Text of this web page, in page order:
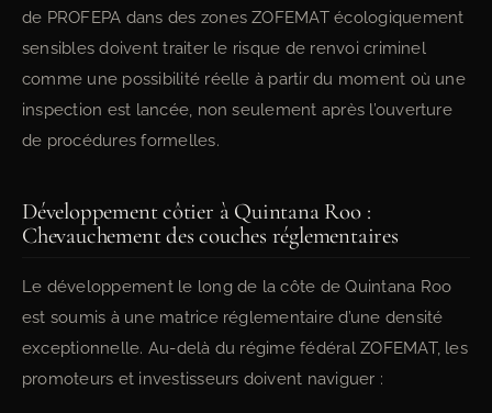
de PROFEPA dans des zones ZOFEMAT écologiquement
sensibles doivent traiter le risque de renvoi criminel
comme une possibilité réelle à partir du moment où une
inspection est lancée, non seulement après l’ouverture
de procédures formelles.
Développement côtier à Quintana Roo :
Chevauchement des couches réglementaires
Le développement le long de la côte de Quintana Roo
est soumis à une matrice réglementaire d’une densité
exceptionnelle. Au-delà du régime fédéral ZOFEMAT, les
promoteurs et investisseurs doivent naviguer :